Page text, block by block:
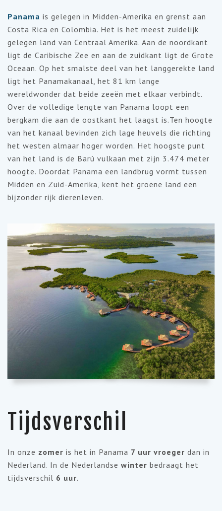
Panama is gelegen in Midden-Amerika en grenst aan
Costa Rica en Colombia. Het is het meest zuidelijk
gelegen land van Centraal Amerika. Aan de noordkant
ligt de Caribische Zee en aan de zuidkant ligt de Grote
Oceaan. Op het smalste deel van het langgerekte land
ligt het Panamakanaal, het 81 km lange
wereldwonder dat beide zeeën met elkaar verbindt.
Over de volledige lengte van Panama loopt een
bergkam die aan de oostkant het laagst is.Ten hoogte
van het kanaal bevinden zich lage heuvels die richting
het westen almaar hoger worden. Het hoogste punt
van het land is de Barú vulkaan met zijn 3.474 meter
hoogte. Doordat Panama een landbrug vormt tussen
Midden en Zuid-Amerika, kent het groene land een
bijzonder rijk dierenleven.
Tijdsverschil
In onze zomer is het in Panama 7 uur vroeger dan in
Nederland. In de Nederlandse winter bedraagt het
tijdsverschil 6 uur.